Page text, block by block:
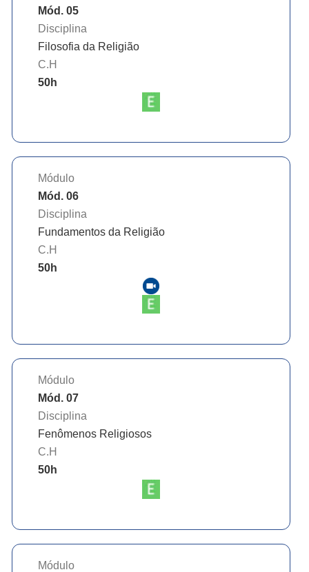
Mód. 05
Disciplina
Filosofia da Religião
C.H
50h
Módulo
Mód. 06
Disciplina
Fundamentos da Religião
C.H
50h
Módulo
Mód. 07
Disciplina
Fenômenos Religiosos
C.H
50h
Módulo